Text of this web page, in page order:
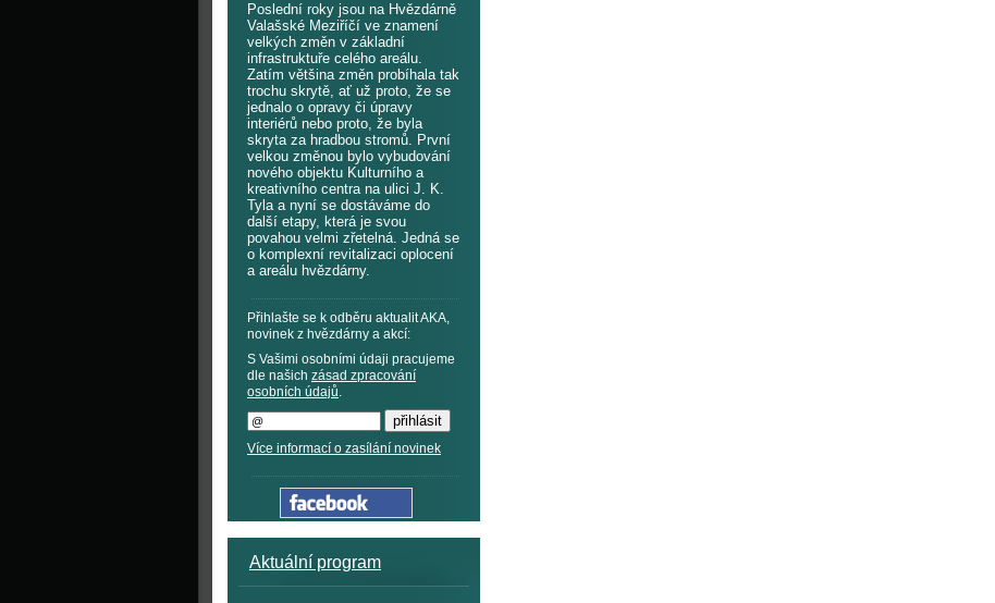
Poslední roky jsou na Hvězdárně
Valašské Meziříčí ve znamení
velkých změn v základní
infrastruktuře celého areálu.
Zatím většina změn probíhala tak
trochu skrytě, ať už proto, že se
jednalo o opravy či úpravy
interiérů nebo proto, že byla
skryta za hradbou stromů. První
velkou změnou bylo vybudování
nového objektu Kulturního a
kreativního centra na ulici J. K.
Tyla a nyní se dostáváme do
další etapy, která je svou
povahou velmi zřetelná. Jedná se
o komplexní revitalizaci oplocení
a areálu hvězdárny.
Přihlašte se k odběru aktualit AKA,
novinek z hvězdárny a akcí:
S Vašimi osobními údaji pracujeme
dle našich zásad zpracování
osobních údajů.
Více informací o zasílání novinek
Aktuální program